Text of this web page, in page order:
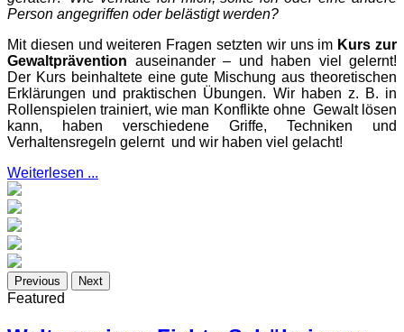
Person angegriffen oder belästigt werden?
Mit diesen und weiteren Fragen setzten wir uns im Kurs zur
Gewaltprävention auseinander – und haben viel gelernt!
Der Kurs beinhaltete eine gute Mischung aus theoretischen
Erklärungen und praktischen Übungen. Wir haben z. B. in
Rollenspielen trainiert, wie man Konflikte ohne Gewalt lösen
kann, haben verschiedene Griffe, Techniken und
Verhaltensregeln gelernt und wir haben viel gelacht!
Weiterlesen ...
Previous Next
Featured